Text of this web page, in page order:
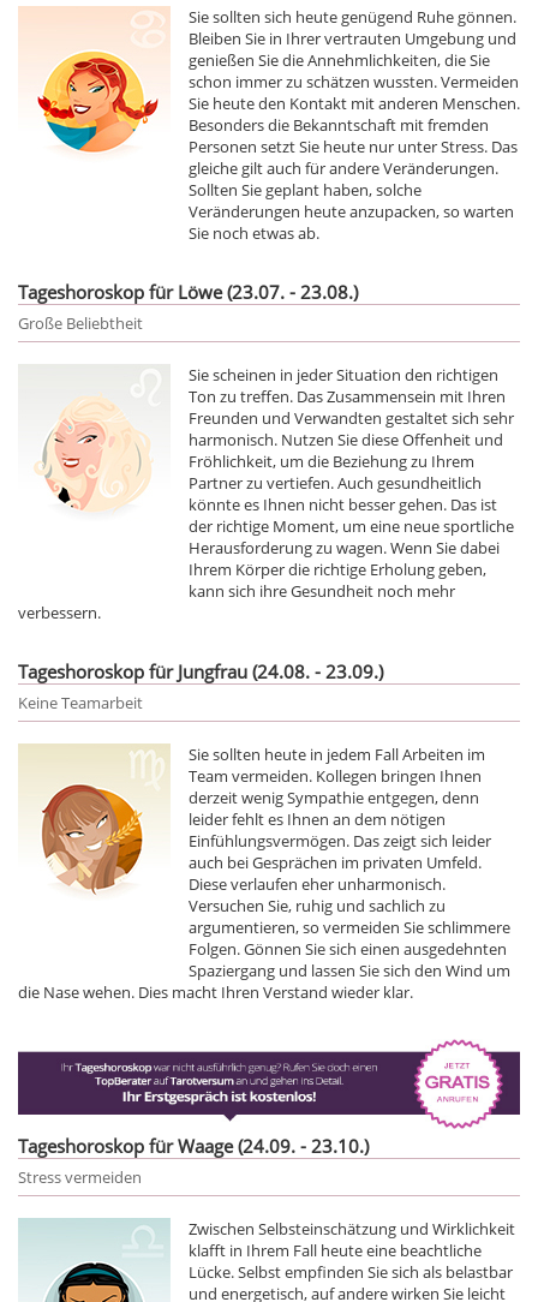
Sie sollten sich heute genügend Ruhe gönnen.
Bleiben Sie in Ihrer vertrauten Umgebung und
genießen Sie die Annehmlichkeiten, die Sie
schon immer zu schätzen wussten. Vermeiden
Sie heute den Kontakt mit anderen Menschen.
Besonders die Bekanntschaft mit fremden
Personen setzt Sie heute nur unter Stress. Das
gleiche gilt auch für andere Veränderungen.
Sollten Sie geplant haben, solche
Veränderungen heute anzupacken, so warten
Sie noch etwas ab.
Tageshoroskop für Löwe (23.07. - 23.08.)
Große Beliebtheit
Sie scheinen in jeder Situation den richtigen
Ton zu treffen. Das Zusammensein mit Ihren
Freunden und Verwandten gestaltet sich sehr
harmonisch. Nutzen Sie diese Offenheit und
Fröhlichkeit, um die Beziehung zu Ihrem
Partner zu vertiefen. Auch gesundheitlich
könnte es Ihnen nicht besser gehen. Das ist
der richtige Moment, um eine neue sportliche
Herausforderung zu wagen. Wenn Sie dabei
Ihrem Körper die richtige Erholung geben,
kann sich ihre Gesundheit noch mehr
verbessern.
Tageshoroskop für Jungfrau (24.08. - 23.09.)
Keine Teamarbeit
Sie sollten heute in jedem Fall Arbeiten im
Team vermeiden. Kollegen bringen Ihnen
derzeit wenig Sympathie entgegen, denn
leider fehlt es Ihnen an dem nötigen
Einfühlungsvermögen. Das zeigt sich leider
auch bei Gesprächen im privaten Umfeld.
Diese verlaufen eher unharmonisch.
Versuchen Sie, ruhig und sachlich zu
argumentieren, so vermeiden Sie schlimmere
Folgen. Gönnen Sie sich einen ausgedehnten
Spaziergang und lassen Sie sich den Wind um
die Nase wehen. Dies macht Ihren Verstand wieder klar.
Tageshoroskop für Waage (24.09. - 23.10.)
Stress vermeiden
Zwischen Selbsteinschätzung und Wirklichkeit
klafft in Ihrem Fall heute eine beachtliche
Lücke. Selbst empfinden Sie sich als belastbar
und energetisch, auf andere wirken Sie leicht